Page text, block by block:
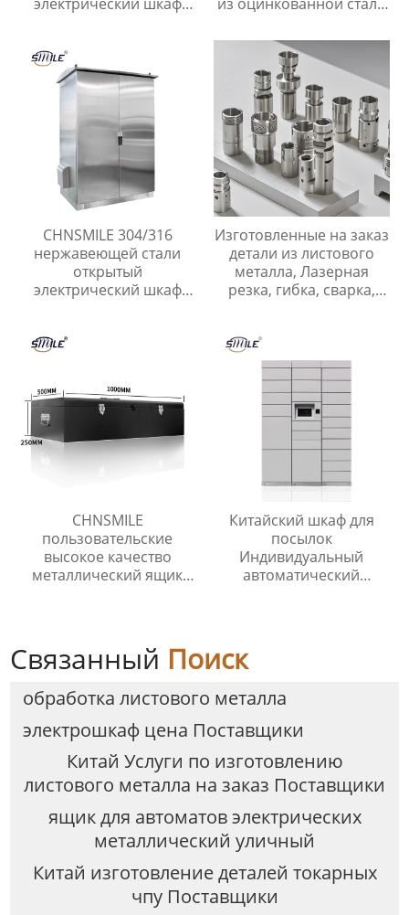
алюминиевый корпус
главного выключателя с
защитой IP65
водонепроницаемым
наружным
электрическим
управлением
CHNSMILE 304/316
нержавеющей стали
открытый
электрический шкаф
пользовательские
Изготовленные на заказ
детали из листового
металла, Лазерная
резка, гибка, сварка,
углеродистой стали
CHNSMILE
пользовательские
высокое качество
металлический ящик
инструмент ящик для
хранения
Китайский шкаф для
посылок
Индивидуальный
автоматический
Связанный Поиск
обработка листового металла
электрошкаф цена Поставщики
Китай Услуги по изготовлению
листового металла на заказ Поставщики
ящик для автоматов электрических
металлический уличный
Китай изготовление деталей токарных
чпу Поставщики